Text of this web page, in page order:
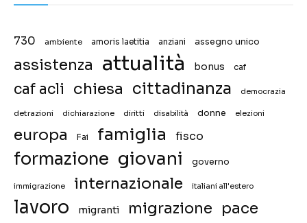
730 ambiente amoris laetitia anziani assegno unico
assistenza attualità bonus caf
caf acli chiesa cittadinanza democrazia
detrazioni dichiarazione diritti disabilità donne elezioni
europa Fai famiglia fisco
formazione giovani governo
immigrazione internazionale italiani all'estero
lavoro migranti migrazione pace